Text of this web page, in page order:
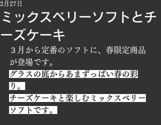
All Posts
メニュー
特集
ミックスベリーソフトとチ
ーズケーキ
2月27日
３月から定番のソフトに、春限定商品
が登場です。
グラスの底からあまずっぱい春の彩
り。
チーズケーキと楽しむミックスベリー
ソフトです。